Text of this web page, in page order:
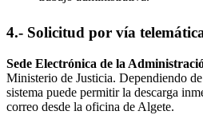
4.- Solicitud por vía
Sede Electrónica de la
Ministerio de Justicia. Dependiendo
sistema puede permitir la descarga
correo desde la oficina de Algete.